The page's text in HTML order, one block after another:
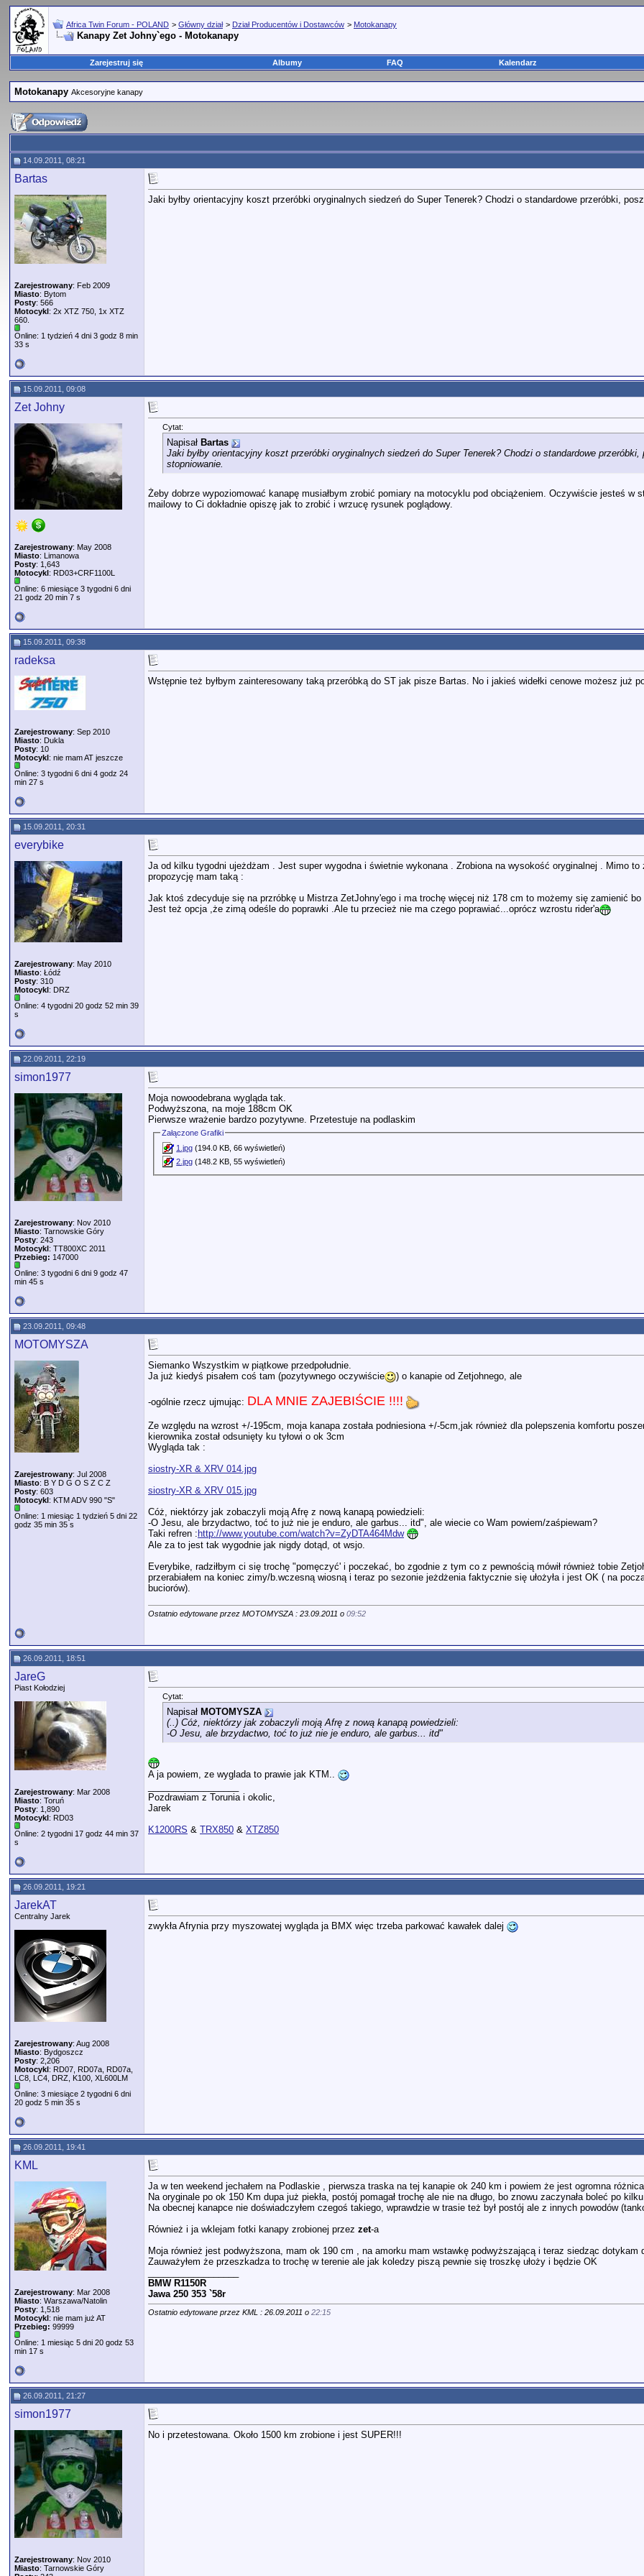
Africa Twin Forum - POLAND > Główny dział > Dział Producentów i Dostawców > Motokanapy
Kanapy Zet Johny`ego - Motokanapy
Zarejestruj się Albumy FAQ Kalendarz
Motokanapy Akcesoryjne kanapy
14.09.2011, 08:21
Bartas
Zarejestrowany: Feb 2009
Miasto: Bytom
Posty: 566
Motocykl: 2x XTZ 750, 1x XTZ
660.
Online: 1 tydzień 4 dni 3 godz 8 min
33 s
Jaki byłby orientacyjny koszt przeróbki oryginalnych siedzeń do Super Tenerek? Chodzi o standardowe przeróbki,
15.09.2011, 09:08
Zet Johny
Zarejestrowany: May 2008
Miasto: Limanowa
Posty: 1,643
Motocykl: RD03+CRF1100L
Online: 6 miesiące 3 tygodni 6 dni
21 godz 20 min 7 s
Cytat:
Napisał Bartas
Jaki byłby orientacyjny koszt przeróbki oryginalnych siedzeń do Super Tenerek? Chodzi o standardowe
stopniowanie.
Żeby dobrze wypoziomować kanapę musiałbym zrobić pomiary na motocyklu pod obciążeniem. Oczywiście jesteś
mailowy to Ci dokładnie opiszę jak to zrobić i wrzucę rysunek poglądowy.
15.09.2011, 09:38
radeksa
Zarejestrowany: Sep 2010
Miasto: Dukla
Posty: 10
Motocykl: nie mam AT jeszcze
Online: 3 tygodni 6 dni 4 godz 24
min 27 s
Wstępnie też byłbym zainteresowany taką przeróbką do ST jak pisze Bartas. No i jakieś widełki cenowe możesz już
15.09.2011, 20:31
everybike
Zarejestrowany: May 2010
Miasto: Łódź
Posty: 310
Motocykl: DRZ
Online: 4 tygodni 20 godz 52 min 39
s
Ja od kilku tygodni ujeżdżam . Jest super wygodna i świetnie wykonana . Zrobiona na wysokość oryginalnej . Mimo
propozycję mam taką :
Jak ktoś zdecyduje się na przróbkę u Mistrza ZetJohny'ego i ma trochę więcej niż 178 cm to możemy się zamienić
Jest też opcja ,że zimą odeśle do poprawki .Ale tu przecież nie ma czego poprawiać...oprócz wzrostu rider'a
22.09.2011, 22:19
simon1977
Zarejestrowany: Nov 2010
Miasto: Tarnowskie Góry
Posty: 243
Motocykl: TT800XC 2011
Przebieg: 147000
Online: 3 tygodni 6 dni 9 godz 47
min 45 s
Moja nowoodebrana wygląda tak.
Podwyższona, na moje 188cm OK
Pierwsze wrażenie bardzo pozytywne. Przetestuje na podlaskim
Załączone Grafiki
1.jpg (194.0 KB, 66 wyświetleń)
2.jpg (148.2 KB, 55 wyświetleń)
23.09.2011, 09:48
MOTOMYSZA
Zarejestrowany: Jul 2008
Miasto: B Y D G O S Z C Z
Posty: 603
Motocykl: KTM ADV 990 "S"
Online: 1 miesiąc 1 tydzień 5 dni 22
godz 35 min 35 s
Siemanko Wszystkim w piątkowe przedpołudnie.
Ja już kiedyś pisałem coś tam (pozytywnego oczywiście
) o kanapie od Zetjohnego, ale
-ogólnie rzecz ujmując: DLA MNIE ZAJEBIŚCIE !!!!
Ze względu na wzrost +/-195cm, moja kanapa została podniesiona +/-5cm,jak również dla polepszenia komfortu
kierownika został odsunięty ku tyłowi o ok 3cm
Wygląda tak :
siostry-XR & XRV 014.jpg
siostry-XR & XRV 015.jpg
Cóż, niektórzy jak zobaczyli moją Afrę z nową kanapą powiedzieli:
-O Jesu, ale brzydactwo, toć to już nie je enduro, ale garbus... itd", ale wiecie co Wam powiem/zaśpiewam?
Taki refren : http://www.youtube.com/watch?v=ZyDTA464Mdw
Ale za to jest tak wygodnie jak nigdy dotąd, ot wsjo.
Everybike, radziłbym ci się trochę "pomęczyć' i poczekać, bo zgodnie z tym co z pewnością mówił również tobie
przerabiałem na koniec zimy/b.wczesną wiosną i teraz po sezonie jeżdżenia faktycznie się ułożyła i jest OK ( na
buciorów).
Ostatnio edytowane przez MOTOMYSZA : 23.09.2011 o 09:52
26.09.2011, 18:51
JareG
Piast Kołodziej
Zarejestrowany: Mar 2008
Miasto: Toruń
Posty: 1,890
Motocykl: RD03
Online: 2 tygodni 17 godz 44 min 37
s
Cytat:
Napisał MOTOMYSZA
(..) Cóż, niektórzy jak zobaczyli moją Afrę z nową kanapą powiedzieli:
-O Jesu, ale brzydactwo, toć to już nie je enduro, ale garbus... itd"
A ja powiem, ze wyglada to prawie jak KTM..
Pozdrawiam z Torunia i okolic,
Jarek
K1200RS & TRX850 & XTZ850
26.09.2011, 19:21
JarekAT
Centralny Jarek
Zarejestrowany: Aug 2008
Miasto: Bydgoszcz
Posty: 2,206
Motocykl: RD07, RD07a, RD07a,
LC8, LC4, DRZ, K100, XL600LM
Online: 3 miesiące 2 tygodni 6 dni
20 godz 5 min 35 s
zwykła Afrynia przy myszowatej wygląda ja BMX więc trzeba parkować kawałek dalej
26.09.2011, 19:41
KML
Zarejestrowany: Mar 2008
Miasto: Warszawa/Natolin
Posty: 1,518
Motocykl: nie mam już AT
Przebieg: 99999
Online: 1 miesiąc 5 dni 20 godz 53
min 17 s
Ja w ten weekend jechałem na Podlaskie , pierwsza traska na tej kanapie ok 240 km i powiem że jest ogromna
Na oryginale po ok 150 Km dupa już piekła, postój pomagał trochę ale nie na długo, bo znowu zaczynała boleć po
Na obecnej kanapce nie doświadczyłem czegoś takiego, wprawdzie w trasie też był postój ale z innych powodów
Również i ja wklejam fotki kanapy zrobionej przez zet-a
Moja również jest podwyższona, mam ok 190 cm , na amorku mam wstawkę podwyższającą i teraz siedząc dotykam
Zauważyłem że przeszkadza to trochę w terenie ale jak koledzy piszą pewnie się troszkę ułoży i będzie OK
BMW R1150R
Jawa 250 353 `58r
Ostatnio edytowane przez KML : 26.09.2011 o 22:15
26.09.2011, 21:27
simon1977
Zarejestrowany: Nov 2010
Miasto: Tarnowskie Góry
No i przetestowana. Około 1500 km zrobione i jest SUPER!!!